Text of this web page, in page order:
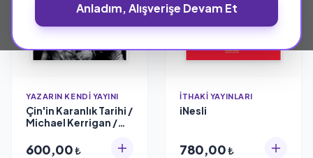
Anladım, Alışverişe Devam Et
YAZARIN KENDI YAYINI
Çin'in Karanlık Tarihi /
Michael Kerrigan /
9786059114882
600,00₺
İTHAKI YAYINLARI
iNesli
780,00₺